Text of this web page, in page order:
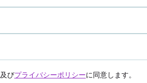
及びプライバシーポリシーに同意します。